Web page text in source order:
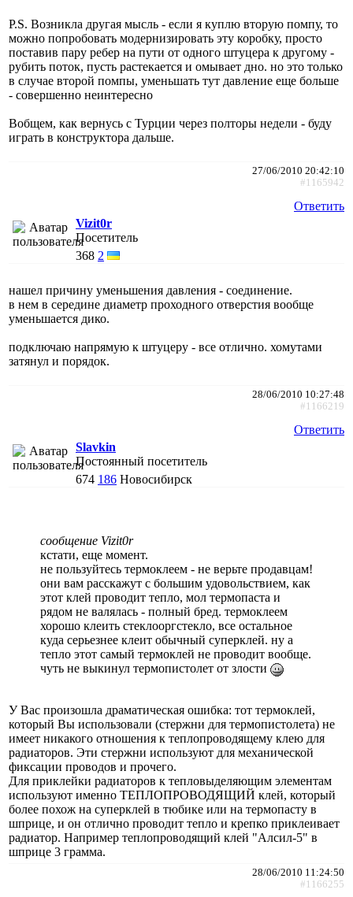
P.S. Возникла другая мысль - если я куплю вторую помпу, то
можно попробовать модернизировать эту коробку, просто
поставив пару ребер на пути от одного штуцера к другому -
рубить поток, пусть растекается и омывает дно. но это только
в случае второй помпы, уменьшать тут давление еще больше
- совершенно неинтересно
Вобщем, как вернусь с Турции через полторы недели - буду
играть в конструктора дальше.
27/06/2010 20:42:10
#1165942
Ответить
Vizit0r
Посетитель
368 2
нашел причину уменьшения давления - соединение.
в нем в середине диаметр проходного отверстия вообще
уменьшается дико.
подключаю напрямую к штуцеру - все отлично. хомутами
затянул и порядок.
28/06/2010 10:27:48
#1166219
Ответить
Slavkin
Постоянный посетитель
674 186 Новосибирск
сообщение Vizit0r
кстати, еще момент.
не пользуйтесь термоклеем - не верьте продавцам!
они вам расскажут с большим удовольствием, как
этот клей проводит тепло, мол термопаста и
рядом не валялась - полный бред. термоклеем
хорошо клеить стеклооргстекло, все остальное
куда серьезнее клеит обычный суперклей. ну а
тепло этот самый термоклей не проводит вообще.
чуть не выкинул термопистолет от злости
У Вас произошла драматическая ошибка: тот термоклей,
который Вы использовали (стержни для термопистолета) не
имеет никакого отношения к теплопроводящему клею для
радиаторов. Эти стержни используют для механической
фиксации проводов и прочего.
Для приклейки радиаторов к тепловыделяющим элементам
используют именно ТЕПЛОПРОВОДЯЩИЙ клей, который
более похож на суперклей в тюбике или на термопасту в
шприце, и он отлично проводит тепло и крепко приклеивает
радиатор. Например теплопроводящий клей "Алсил-5" в
шприце 3 грамма.
28/06/2010 11:24:50
#1166255